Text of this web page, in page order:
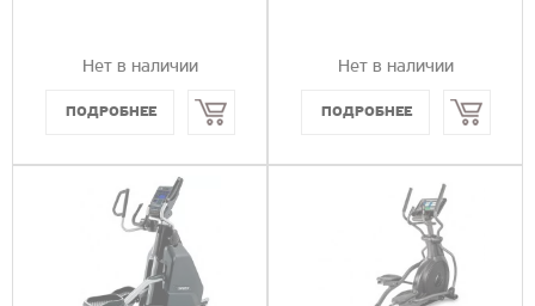
Нет в наличии Нет в наличии